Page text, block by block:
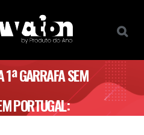
GARRAFA SEM
PORTUGAL: